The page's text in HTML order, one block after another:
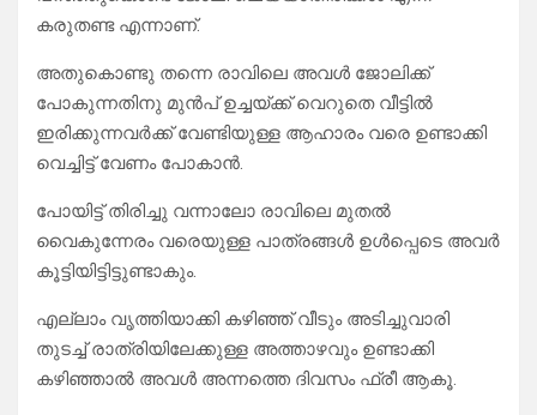
കരുതണ്ട എന്നാണ്.
അതുകൊണ്ടു തന്നെ രാവിലെ അവൾ ജോലിക്ക്
പോകുന്നതിനു മുൻപ് ഉച്ചയ്ക്ക് വെറുതെ വീട്ടിൽ
ഇരിക്കുന്നവർക്ക് വേണ്ടിയുള്ള ആഹാരം വരെ ഉണ്ടാക്കി
വെച്ചിട്ട് വേണം പോകാൻ.
പോയിട്ട് തിരിച്ചു വന്നാലോ രാവിലെ മുതൽ
വൈകുന്നേരം വരെയുള്ള പാത്രങ്ങൾ ഉൾപ്പെടെ അവർ
കൂട്ടിയിട്ടിട്ടുണ്ടാകും.
എല്ലാം വൃത്തിയാക്കി കഴിഞ്ഞ് വീടും അടിച്ചുവാരി
തുടച്ച് രാത്രിയിലേക്കുള്ള അത്താഴവും ഉണ്ടാക്കി
കഴിഞ്ഞാൽ അവൾ അന്നത്തെ ദിവസം ഫ്രീ ആകൂ.